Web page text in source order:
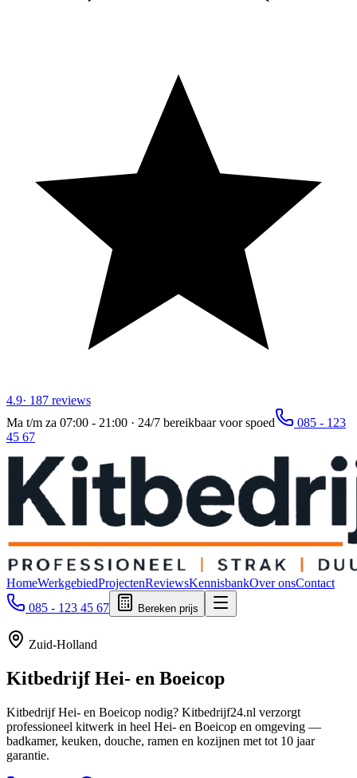
4.9· 187 reviews
Ma t/m za 07:00 - 21:00 · 24/7 bereikbaar voor spoed
085 - 123
45 67
HomeWerkgebiedProjectenReviewsKennisbankOver onsContact
085 - 123 45 67
Bereken prijs
Zuid-Holland
KitbedrijfHei- en Boeicop
Kitbedrijf Hei- en Boeicop nodig? Kitbedrijf24.nl verzorgt
professioneel kitwerk in heel Hei- en Boeicop en omgeving —
badkamer, keuken, douche, ramen en kozijnen met tot 10 jaar
garantie.